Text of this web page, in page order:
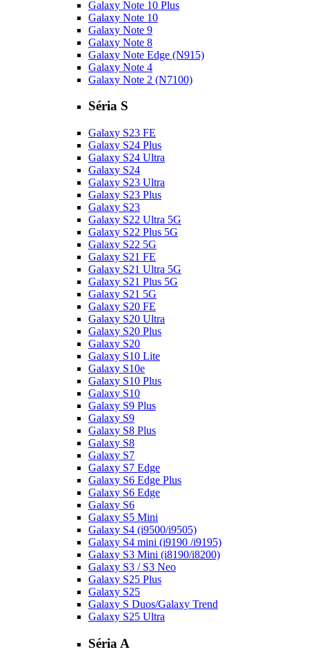
Galaxy Note 10 Plus
Galaxy Note 10
Galaxy Note 9
Galaxy Note 8
Galaxy Note Edge (N915)
Galaxy Note 4
Galaxy Note 2 (N7100)
Séria S
Galaxy S23 FE
Galaxy S24 Plus
Galaxy S24 Ultra
Galaxy S24
Galaxy S23 Ultra
Galaxy S23 Plus
Galaxy S23
Galaxy S22 Ultra 5G
Galaxy S22 Plus 5G
Galaxy S22 5G
Galaxy S21 FE
Galaxy S21 Ultra 5G
Galaxy S21 Plus 5G
Galaxy S21 5G
Galaxy S20 FE
Galaxy S20 Ultra
Galaxy S20 Plus
Galaxy S20
Galaxy S10 Lite
Galaxy S10e
Galaxy S10 Plus
Galaxy S10
Galaxy S9 Plus
Galaxy S9
Galaxy S8 Plus
Galaxy S8
Galaxy S7
Galaxy S7 Edge
Galaxy S6 Edge Plus
Galaxy S6 Edge
Galaxy S6
Galaxy S5 Mini
Galaxy S4 (i9500/i9505)
Galaxy S4 mini (i9190 /i9195)
Galaxy S3 Mini (i8190/i8200)
Galaxy S3 / S3 Neo
Galaxy S25 Plus
Galaxy S25
Galaxy S Duos/Galaxy Trend
Galaxy S25 Ultra
Séria A